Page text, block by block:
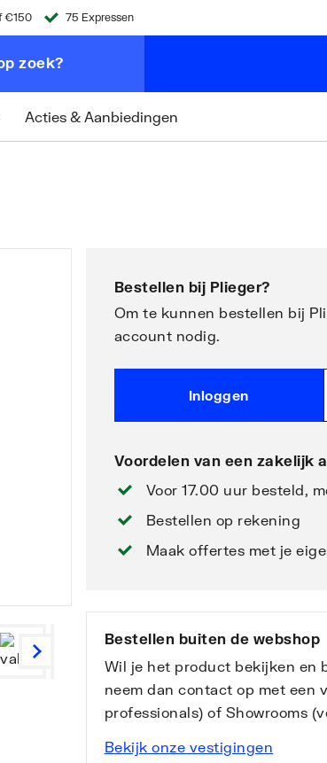
€150 75 Expressen
Acties & Aanbiedingen
Bestellen bij Plieger?
Om te kunnen bestellen bij
account nodig.
Inloggen
Voordelen van een zakelijk
Voor 17.00 uur besteld,
Bestellen op rekening
Maak offertes met je
Bestellen buiten de webshop
Wil je het product bekijken en
neem dan contact op met een
professionals) of Showrooms
Bekijk onze vestigingen